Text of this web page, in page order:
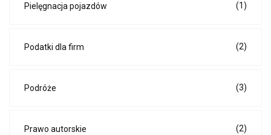
Pielęgnacja pojazdów (1)
Podatki dla firm (2)
Podróże (3)
Prawo autorskie (2)